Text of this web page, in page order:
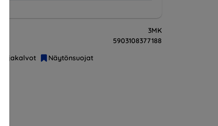
3MK
5903108377188
Suojakalvot Näytönsuojat